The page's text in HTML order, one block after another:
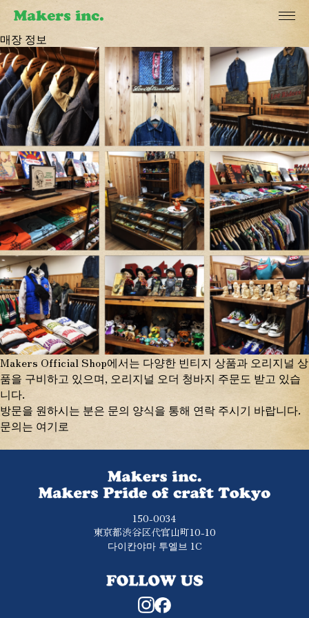
매장 정보
Makers Official Shop에서는 다양한 빈티지 상품과 오리지널 상
품을 구비하고 있으며, 오리지널 오더 청바지 주문도 받고 있습
니다.
방문을 원하시는 분은 문의 양식을 통해 연락 주시기 바랍니다.
문의는 여기로
150-0034
東京都渋谷区代官山町10-10
다이칸야마 투엘브 1C